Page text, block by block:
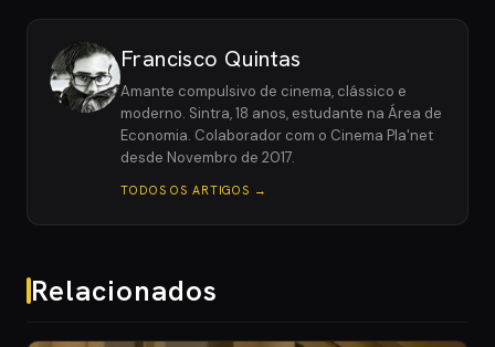
Francisco Quintas
Amante compulsivo de cinema, clássico e
moderno. Sintra, 18 anos, estudante na Área de
Economia. Colaborador com o Cinema Pla'net
desde Novembro de 2017.
TODOS OS ARTIGOS →
Relacionados